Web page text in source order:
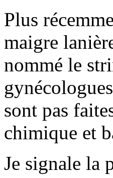
Plus
maigre
nommé le
sont pas
chimique et
Je signale la